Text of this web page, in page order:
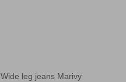
Wide leg jeans Marivy